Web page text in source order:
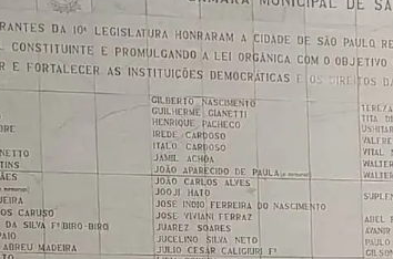
LGBTQIA+
Liberdade de expressão
Terra
Tráfico de